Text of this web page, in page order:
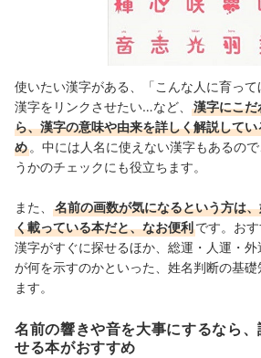
使いたい漢字がある、「こんな人に育って
漢字をリンクさせたい…など、
漢字にこ
ら、漢字の意味や由来を詳しく解説して
め 。中には人名に使えない漢字もあるの
うかのチェックにも役立ちます。
また、
名前の画数が気になるという方は
く載っている本だと、なお便利です。お
漢字がすぐに探せるほか、総運・人運・
が何を示すのかといった、姓名判断の基礎
ます。
名前の響きや音を大事にするなら
せる本がおすすめ